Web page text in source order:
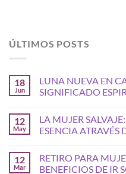
ÚLTIMOS POSTS
18
Jun
LUNA NUEVA EN
SIGNIFICADO
12
May
LA MUJER
ESENCIA ATRAVÉS
12
Mar
RETIRO PARA
BENEFICIOS DE IR